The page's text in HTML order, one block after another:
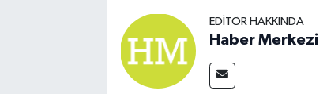
EDITÖR HAKKINDA
Haber Merkezi